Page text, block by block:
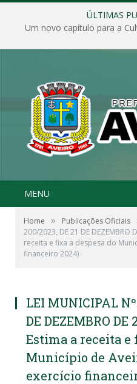
ÚLTIMAS
Um novo capítulo para a
MENU
Home » Publicações Oficiais
200/2023, DE 21 DE DEZEMBRO
receita e fixa a despesa do
financeiro 2024)
LEI MUNICIPAL Nº
DE DEZEMBRO DE
Estima a receita e
Município de
exercício